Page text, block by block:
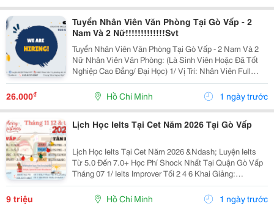
Tuyển Nhân Viên Văn Phòng Tại Gò Vấp - 2
Nam Và 2 Nữ!!!!!!!!!!!!!Svt
Tuyển Nhân Viên Văn Phòng Tại Gò Vấp - 2 Nam Và 2
Nữ Nhân Viên Văn Phòng: (Là Sinh Viên Hoặc Đã Tốt
Nghiệp Cao Đẳng/ Đại Học) 1/ Vị Trí: Nhân Viên Full
Time (2 Nam 2 Nữ) Ca Làm: 13:00 Đến 21:00 (1 Tháng
Được Nghỉ Phép 1 Ngày, Và Hưởng Các Ngày...
26.000₫ Hồ Chí Minh 1 ngày trước
Lịch Học Ielts Tại Cet Năm 2026 Tại Gò Vấp
Lịch Học Ielts Tại Cet Năm 2026 &Ndash; Luyện Ielts
Từ 5.0 Đến 7.0+ Học Phí Shock Nhất Tại Quận Gò Vấp
Tháng 07 1/ Ielts Improver Tối 2 4 6 Khai Giảng:
13/07/2026 Khung Giờ: 18:00 Đến 21:00 Học Phí Ưu Đãi
5% Khi Đăng Ký 2/ Ielts...
9 triệu Hồ Chí Minh 1 ngày trước